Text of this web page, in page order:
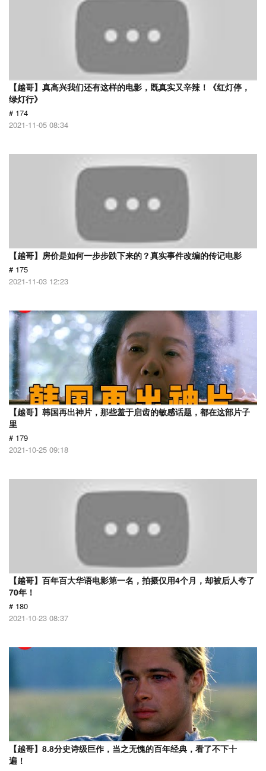
【越哥】真高兴我们还有这样的电影，既真实又辛辣！《红灯停，
绿灯行》
# 174
2021-11-05 08:34
【越哥】房价是如何一步步跌下来的？真实事件改编的传记电影
# 175
2021-11-03 12:23
【越哥】韩国再出神片，那些羞于启齿的敏感话题，都在这部片子
里
# 179
2021-10-25 09:18
【越哥】百年百大华语电影第一名，拍摄仅用4个月，却被后人夸了
70年！
# 180
2021-10-23 08:37
【越哥】8.8分史诗级巨作，当之无愧的百年经典，看了不下十
遍！